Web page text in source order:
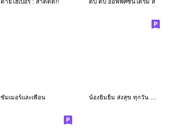
ซัมเมอร์และเพื่อน